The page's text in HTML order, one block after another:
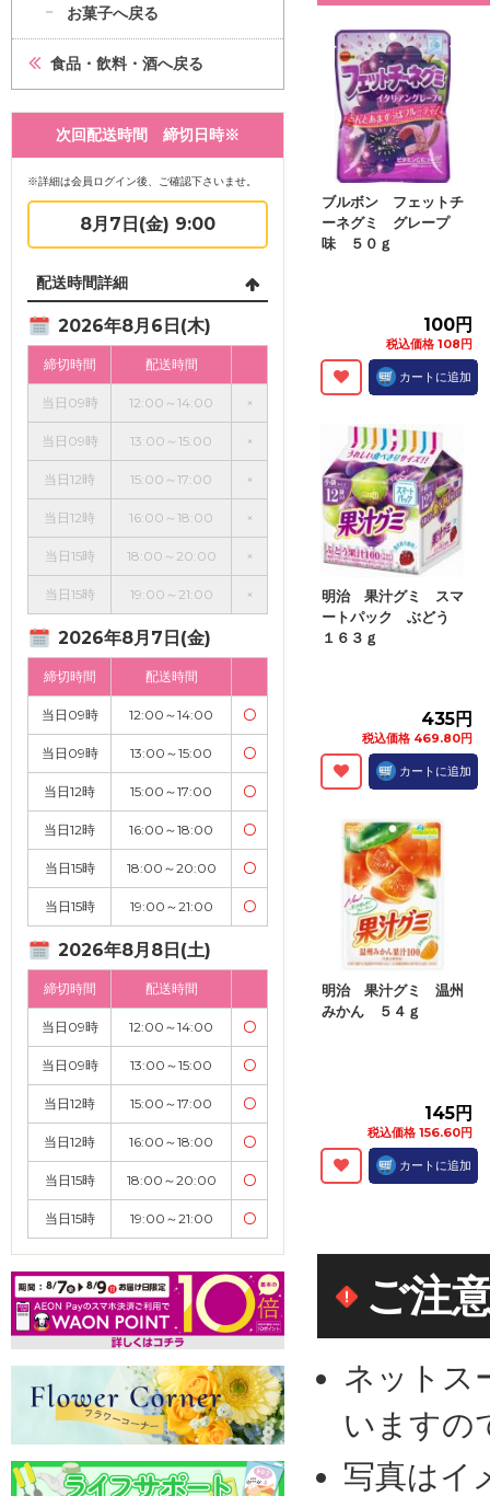
お菓子へ戻る
食品・飲料・酒へ戻る
次回配送時間 締切日時※
※詳細は会員ログイン後、ご確認下さいませ。
8月7日(金) 9:00
配送時間詳細
2026年8月6日(木)
締切時間 配送時間
当日09時 12:00～14:00 ×
当日09時 13:00～15:00 ×
当日12時 15:00～17:00 ×
当日12時 16:00～18:00 ×
当日15時 18:00～20:00 ×
当日15時 19:00～21:00 ×
2026年8月7日(金)
締切時間 配送時間
当日09時 12:00～14:00 〇
当日09時 13:00～15:00 〇
当日12時 15:00～17:00 〇
当日12時 16:00～18:00 〇
当日15時 18:00～20:00 〇
当日15時 19:00～21:00 〇
2026年8月8日(土)
締切時間 配送時間
当日09時 12:00～14:00 〇
当日09時 13:00～15:00 〇
当日12時 15:00～17:00 〇
当日12時 16:00～18:00 〇
当日15時 18:00～20:00 〇
当日15時 19:00～21:00 〇
ブルボン フェットチ
ーネグミ グレープ
味 ５０ｇ
100円
税込価格 108円
カートに追加
明治 果汁グミ スマ
ートパック ぶどう
１６３ｇ
435円
税込価格 469.80円
カートに追加
明治 果汁グミ 温州
みかん ５４ｇ
145円
税込価格 156.60円
カートに追加
ご注
ネットス
いますの
写真はイ